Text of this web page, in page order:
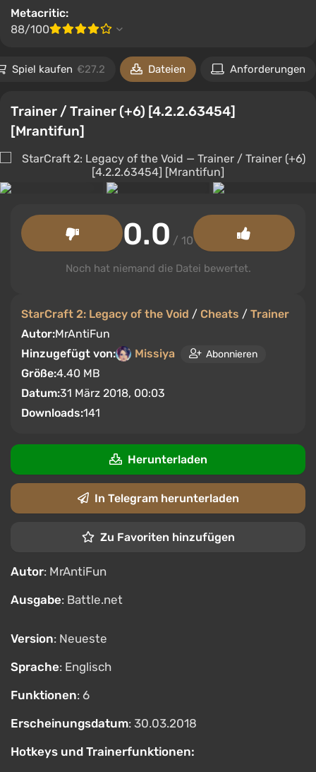
Metacritic:
88/100
Spiel kaufen €27.2 Dateien Anforderungen
Trainer / Trainer (+6) [4.2.2.63454]
[Mrantifun]
StarCraft 2: Legacy of the Void / Cheats / Trainer
Autor:MrAntiFun
Hinzugefügt von:
Missiya Abonnieren
Größe:4.40 MB
Datum:31 März 2018, 00:03
Downloads:141
0.0 / 10
Noch hat niemand die Datei bewertet.
Herunterladen
In Telegram herunterladen
Zu Favoriten hinzufügen
Autor: MrAntiFun
Ausgabe: Battle.net
Version: Neueste
Sprache: Englisch
Funktionen: 6
Erscheinungsdatum: 30.03.2018
Hotkeys und Trainerfunktionen: